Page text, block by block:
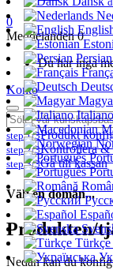
0
Meddelanden0
Du har inga
Konto
step 1/3Produkt
step 2/3Kontrollera &
step 3/3Gå till kassan
Välj en domän...
Produkten/
Nedan kan du
Türkçe